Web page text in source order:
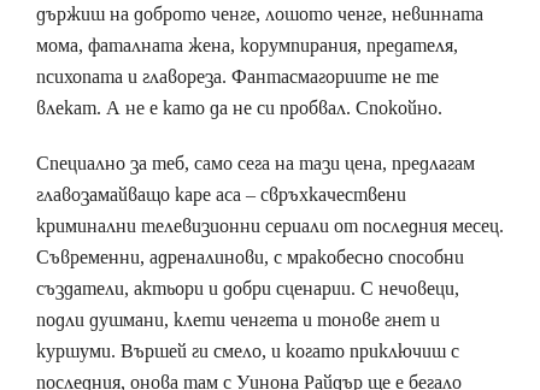
държиш на доброто ченге, лошото ченге, невинната
мома, фаталната жена, корумпирания, предателя,
психопата и главореза. Фантасмагориите не те
влекат. А не е като да не си пробвал. Спокойно.
Специално за теб, само сега на тази цена, предлагам
главозамайващо каре аса – свръхкачествени
криминални телевизионни сериали от последния месец.
Съвременни, адреналинови, с мракобесно способни
създатели, актьори и добри сценарии. С нечовеци,
подли душмани, клети ченгета и тонове гнет и
куршуми. Вършей ги смело, и когато приключиш с
последния, онова там с Уинона Райдър ще е бегало